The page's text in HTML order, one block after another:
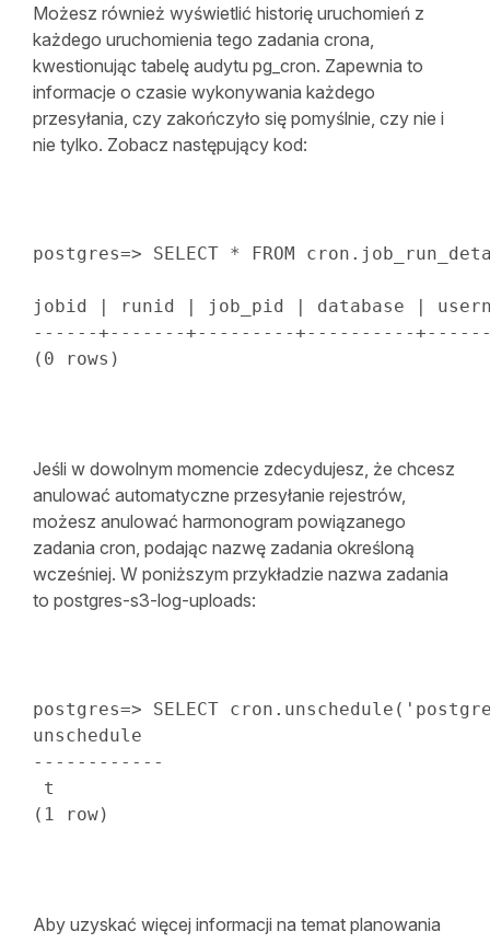
Możesz również wyświetlić historię uruchomień z
każdego uruchomienia tego zadania crona,
kwestionując tabelę audytu pg_cron. Zapewnia to
informacje o czasie wykonywania każdego
przesyłania, czy zakończyło się pomyślnie, czy nie i
nie tylko. Zobacz następujący kod:
postgres=> SELECT * FROM cron .
jobid | runid | job_pid | database |
------+-------+---------+----------
( 0 rows )
Jeśli w dowolnym momencie zdecydujesz, że chcesz
anulować automatyczne przesyłanie rejestrów,
możesz anulować harmonogram powiązanego
zadania cron, podając nazwę zadania określoną
wcześniej. W poniższym przykładzie nazwa zadania
to postgres-s3-log-uploads:
postgres=> SELECT cron . unschedule (
------------
( 1 row)
Aby uzyskać więcej informacji na temat planowania